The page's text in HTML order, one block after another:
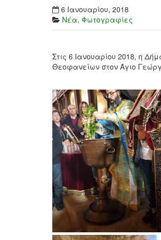
6 Ιανουαρίου, 2018
Νέα, Φωτογραφίες
Στις 6 Ιανουαρίου 2018, η
Θεοφανείων στον Άγιο